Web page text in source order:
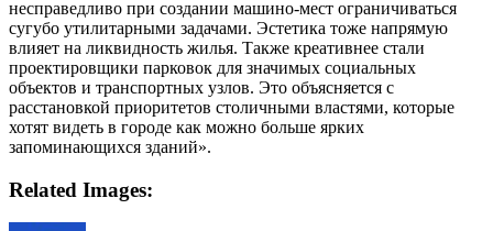
несправедливо при создании машино-мест ограничиваться
сугубо утилитарными задачами. Эстетика тоже напрямую
влияет на ликвидность жилья. Также креативнее стали
проектировщики парковок для значимых социальных
объектов и транспортных узлов. Это объясняется с
расстановкой приоритетов столичными властями, которые
хотят видеть в городе как можно больше ярких
запоминающихся зданий».
Related Images: